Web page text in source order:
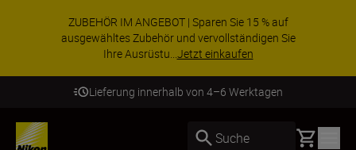
ZUBEHÖR IM ANGEBOT | Sparen Sie 15 % auf
ausgewähltes Zubehör und vervollständigen Sie
Ihre Ausrüstu...Jetzt einkaufen
Lieferung innerhalb von 4–6 Werktagen
Suche Basket